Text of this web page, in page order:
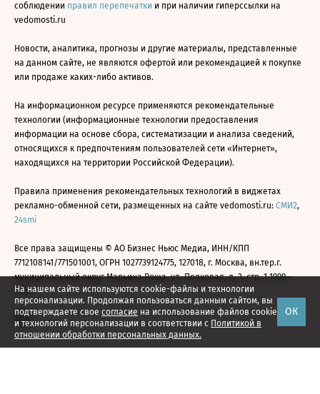
На нашем сайте используются cookie-файлы и технологии
персонализации. Продолжая пользоваться данным сайтом, вы
подтверждаете свое согласие на использование файлов cookie
и технологий персонализации в соответствии с Политикой в
отношении обработки персональных данных.
ОК
соблюдении правил перепечатки и при наличии гиперссылки на
vedomosti.ru
Новости, аналитика, прогнозы и другие материалы, представленные
на данном сайте, не являются офертой или рекомендацией к покупке
или продаже каких-либо активов.
На информационном ресурсе применяются рекомендательные
технологии (информационные технологии предоставления
информации на основе сбора, систематизации и анализа сведений,
относящихся к предпочтениям пользователей сети «Интернет»,
находящихся на территории Российской Федерации).
Правила применения рекомендательных технологий в виджетах
рекламно-обменной сети, размещенных на сайте vedomosti.ru: СМИ2,
24smi
Все права защищены © АО Бизнес Ньюс Медиа, ИНН/КПП
7712108141/771501001, ОГРН 1027739124775, 127018, г. Москва, вн.тер.г.
муниципальный округ Марьина Роща, ул. Полковая, д. 3, стр. 1 1999—
2026